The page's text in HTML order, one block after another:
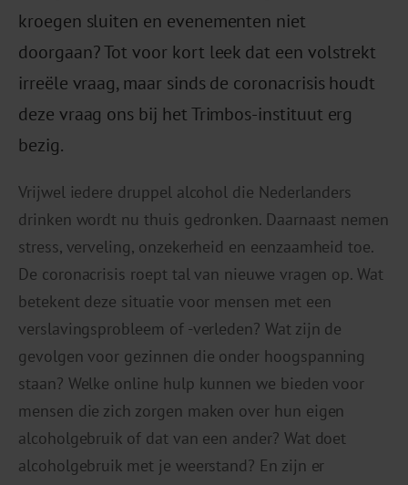
kroegen sluiten en evenementen niet
doorgaan? Tot voor kort leek dat een volstrekt
irreële vraag, maar sinds de coronacrisis houdt
deze vraag ons bij het Trimbos-instituut erg
bezig.
Vrijwel iedere druppel alcohol die Nederlanders
drinken wordt nu thuis gedronken. Daarnaast nemen
stress, verveling, onzekerheid en eenzaamheid toe.
De coronacrisis roept tal van nieuwe vragen op. Wat
betekent deze situatie voor mensen met een
verslavingsprobleem of -verleden? Wat zijn de
gevolgen voor gezinnen die onder hoogspanning
staan? Welke online hulp kunnen we bieden voor
mensen die zich zorgen maken over hun eigen
alcoholgebruik of dat van een ander? Wat doet
alcoholgebruik met je weerstand? En zijn er